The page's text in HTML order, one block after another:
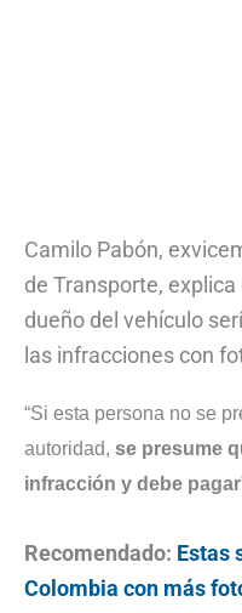
Camilo Pabón,
de Transporte,
dueño del vehículo
las infracciones con
“Si esta persona no se
autoridad, se presume
infracción y debe pagar
Recomendado: Estas
Colombia con más